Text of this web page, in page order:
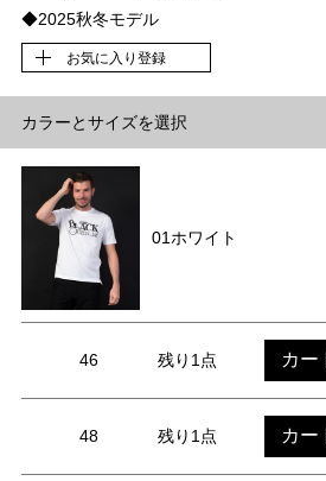
◆2025秋冬モデル
お気に入り登録
カラーとサイズを選択
01ホワイト
46 残り1点 カー
48 残り1点 カー